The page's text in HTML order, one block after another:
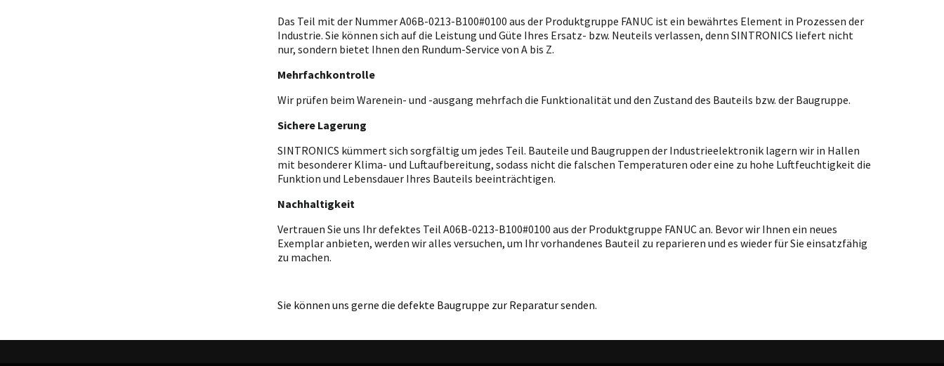
Das Teil mit der Nummer A06B-0213-B100#0100 aus der Produktgruppe FANUC ist ein bewährtes Element in Prozessen der
Industrie. Sie können sich auf die Leistung und Güte Ihres Ersatz- bzw. Neuteils verlassen, denn SINTRONICS liefert nicht
nur, sondern bietet Ihnen den Rundum-Service von A bis Z.
Mehrfachkontrolle
Wir prüfen beim Warenein- und -ausgang mehrfach die Funktionalität und den Zustand des Bauteils bzw. der Baugruppe.
Sichere Lagerung
SINTRONICS kümmert sich sorgfältig um jedes Teil. Bauteile und Baugruppen der Industrieelektronik lagern wir in Hallen
mit besonderer Klima- und Luftaufbereitung, sodass nicht die falschen Temperaturen oder eine zu hohe Luftfeuchtigkeit die
Funktion und Lebensdauer Ihres Bauteils beeinträchtigen.
Nachhaltigkeit
Vertrauen Sie uns Ihr defektes Teil A06B-0213-B100#0100 aus der Produktgruppe FANUC an. Bevor wir Ihnen ein neues
Exemplar anbieten, werden wir alles versuchen, um Ihr vorhandenes Bauteil zu reparieren und es wieder für Sie einsatzfähig
zu machen.
Sie können uns gerne die defekte Baugruppe zur Reparatur senden.